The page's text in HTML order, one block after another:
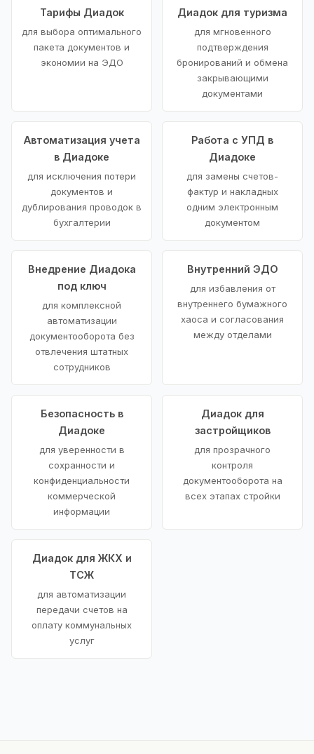
Тарифы Диадок
для выбора оптимального
пакета документов и
экономии на ЭДО
Диадок для туризма
для мгновенного
подтверждения
бронирований и обмена
закрывающими
документами
Автоматизация учета
в Диадоке
для исключения потери
документов и
дублирования проводок в
бухгалтерии
Работа с УПД в
Диадоке
для замены счетов-
фактур и накладных
одним электронным
документом
Внедрение Диадока
под ключ
для комплексной
автоматизации
документооборота без
отвлечения штатных
сотрудников
Внутренний ЭДО
для избавления от
внутреннего бумажного
хаоса и согласования
между отделами
Безопасность в
Диадоке
для уверенности в
сохранности и
конфиденциальности
коммерческой
информации
Диадок для
застройщиков
для прозрачного
контроля
документооборота на
всех этапах стройки
Диадок для ЖКХ и
ТСЖ
для автоматизации
передачи счетов на
оплату коммунальных
услуг